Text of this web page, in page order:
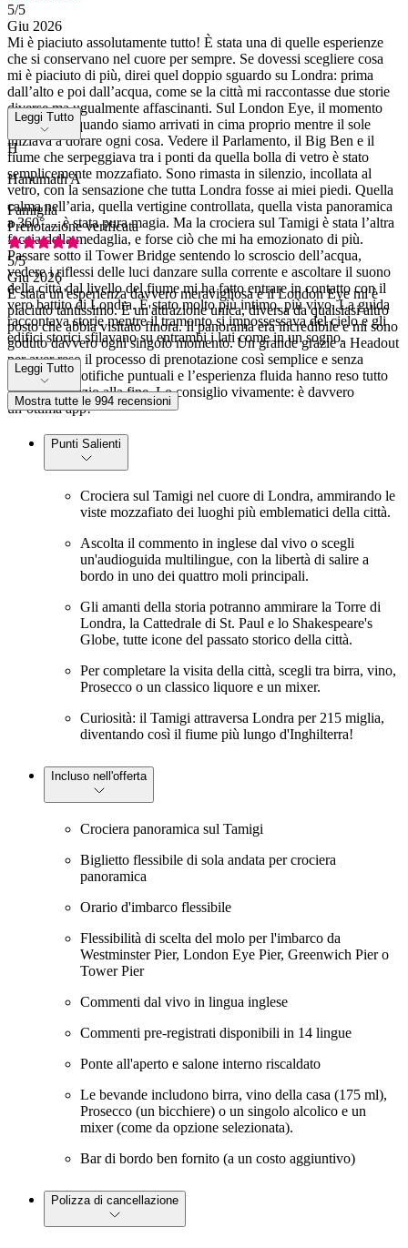
5/5
Giu 2026
Mi è piaciuto assolutamente tutto! È stata una di quelle esperienze
che si conservano nel cuore per sempre. Se dovessi scegliere cosa
mi è piaciuto di più, direi quel doppio sguardo su Londra: prima
dall’alto e poi dall’acqua, come se la città mi raccontasse due storie
diverse ma ugualmente affascinanti. Sul London Eye, il momento
clou è stato quando siamo arrivati in cima proprio mentre il sole
iniziava a dorare ogni cosa. Vedere il Parlamento, il Big Ben e il
fiume che serpeggiava tra i ponti da quella bolla di vetro è stato
semplicemente mozzafiato. Sono rimasta in silenzio, incollata al
vetro, con la sensazione che tutta Londra fosse ai miei piedi. Quella
calma nell’aria, quella vertigine controllata, quella vista panoramica
a 360°… è stata pura magia. Ma la crociera sul Tamigi è stata l’altra
faccia della medaglia, e forse ciò che mi ha emozionato di più.
Passare sotto il Tower Bridge sentendo lo scroscio dell’acqua,
vedere i riflessi delle luci danzare sulla corrente e ascoltare il suono
della città dal livello del fiume mi ha fatto entrare in contatto con il
vero battito di Londra. È stato molto più intimo, più vivo. La guida
raccontava storie mentre il tramonto si impossessava del cielo e gli
edifici storici sfilavano su entrambi i lati come in un sogno.
Leggi Tutto
H
Hanumath A
Famiglia
Prenotazione verificata
5/5
Giu 2026
È stata un'esperienza davvero meravigliosa e il London Eye mi è
piaciuto tantissimo. È un'attrazione unica, diversa da qualsiasi altro
posto che abbia visitato finora. Il panorama era incredibile e mi sono
goduto davvero ogni singolo momento. Un grande grazie a Headout
per aver reso il processo di prenotazione così semplice e senza
intoppi. Le notifiche puntuali e l’esperienza fluida hanno reso tutto
facile dall’inizio alla fine. Lo consiglio vivamente: è davvero
un’ottima app!
Leggi Tutto
Mostra tutte le 994 recensioni
Punti Salienti
Crociera sul Tamigi nel cuore di Londra, ammirando le
viste mozzafiato dei luoghi più emblematici della città.
Ascolta il commento in inglese dal vivo o scegli
un'audioguida multilingue, con la libertà di salire a
bordo in uno dei quattro moli principali.
Gli amanti della storia potranno ammirare la Torre di
Londra, la Cattedrale di St. Paul e lo Shakespeare's
Globe, tutte icone del passato storico della città.
Per completare la visita della città, scegli tra birra, vino,
Prosecco o un classico liquore e un mixer.
Curiosità: il Tamigi attraversa Londra per 215 miglia,
diventando così il fiume più lungo d'Inghilterra!
Incluso nell'offerta
Crociera panoramica sul Tamigi
Biglietto flessibile di sola andata per crociera
panoramica
Orario d'imbarco flessibile
Flessibilità di scelta del molo per l'imbarco da
Westminster Pier, London Eye Pier, Greenwich Pier o
Tower Pier
Commenti dal vivo in lingua inglese
Commenti pre-registrati disponibili in 14 lingue
Ponte all'aperto e salone interno riscaldato
Le bevande includono birra, vino della casa (175 ml),
Prosecco (un bicchiere) o un singolo alcolico e un
mixer (come da opzione selezionata).
Bar di bordo ben fornito (a un costo aggiuntivo)
Polizza di cancellazione